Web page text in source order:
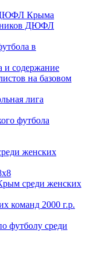
ДЮФЛ Крыма
ДЮФЛ
в
и содержание
на базовом
лига
футбола
женских
среди женских
команд 2000 г.р.
футболу среди